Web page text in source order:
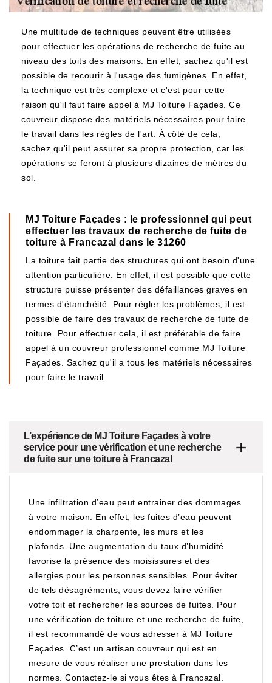
Une multitude de techniques peuvent être utilisées
pour effectuer les opérations de recherche de fuite au
niveau des toits des maisons. En effet, sachez qu'il est
possible de recourir à l'usage des fumigènes. En effet,
la technique est très complexe et c'est pour cette
raison qu'il faut faire appel à MJ Toiture Façades. Ce
couvreur dispose des matériels nécessaires pour faire
le travail dans les règles de l'art. À côté de cela,
sachez qu'il peut assurer sa propre protection, car les
opérations se feront à plusieurs dizaines de mètres du
sol.
MJ Toiture Façades : le professionnel qui peut
effectuer les travaux de recherche de fuite de
toiture à Francazal dans le 31260
La toiture fait partie des structures qui ont besoin d'une
attention particulière. En effet, il est possible que cette
structure puisse présenter des défaillances graves en
termes d'étanchéité. Pour régler les problèmes, il est
possible de faire des travaux de recherche de fuite de
toiture. Pour effectuer cela, il est préférable de faire
appel à un couvreur professionnel comme MJ Toiture
Façades. Sachez qu'il a tous les matériels nécessaires
pour faire le travail.
L’expérience de MJ Toiture Façades à votre
service pour une vérification et une recherche
de fuite sur une toiture à Francazal
Une infiltration d’eau peut entrainer des dommages
à votre maison. En effet, les fuites d’eau peuvent
endommager la charpente, les murs et les
plafonds. Une augmentation du taux d’humidité
favorise la présence des moisissures et des
allergies pour les personnes sensibles. Pour éviter
de tels désagréments, vous devez faire vérifier
votre toit et rechercher les sources de fuites. Pour
une vérification de toiture et une recherche de fuite,
il est recommandé de vous adresser à MJ Toiture
Façades. C’est un artisan couvreur qui est en
mesure de vous réaliser une prestation dans les
normes. Contactez-le si vous êtes à Francazal.